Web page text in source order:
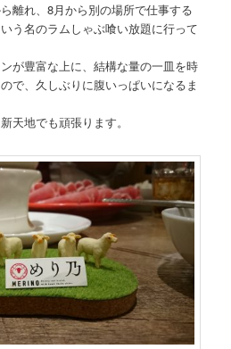
離れ、8月から別の場所で仕事する
う名のラムしゃぶ喰い放題に行って
が豊富な上に、結構な量の一皿を時
で、久しぶりに腹いっぱいになるま
天地でも頑張ります。